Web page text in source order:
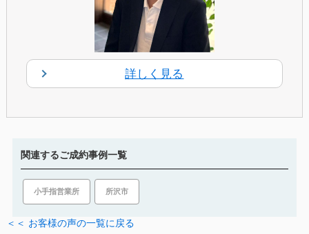
詳しく見る
関連するご成約事例一覧
小手指営業所 所沢市
＜＜ お客様の声の一覧に戻る